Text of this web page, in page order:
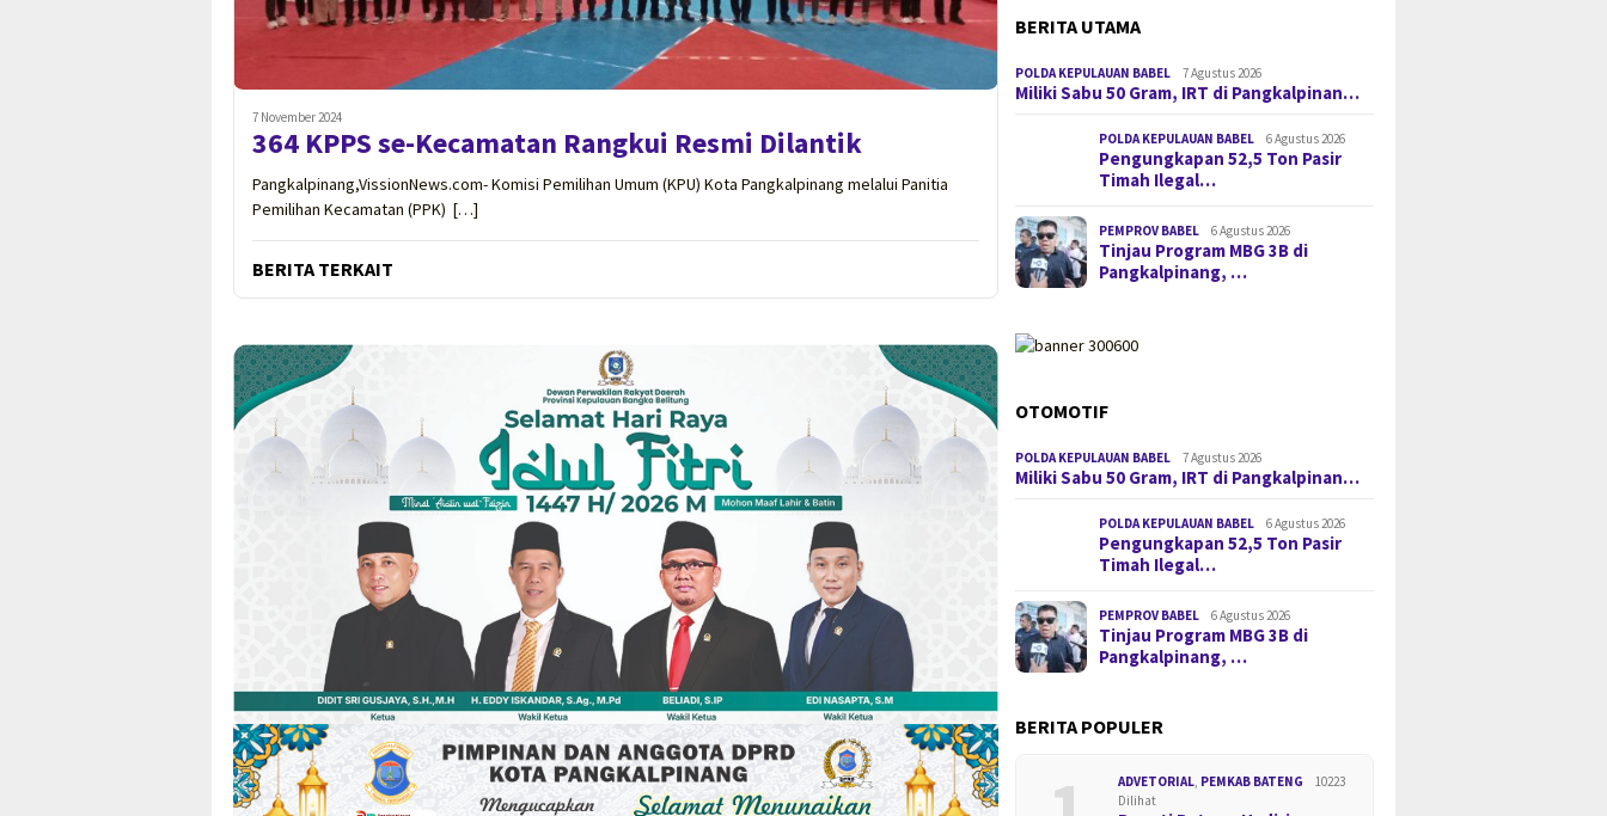
7 November 2024
364 KPPS se-Kecamatan Rangkui Resmi Dilantik
Pangkalpinang,VissionNews.com- Komisi Pemilihan Umum (KPU) Kota Pangkalpinang melalui Panitia
Pemilihan Kecamatan (PPK) […]
BERITA TERKAIT
BERITA UTAMA
POLDA KEPULAUAN BABEL 7 Agustus 2026
Miliki Sabu 50 Gram, IRT di Pangkalpinan…
POLDA KEPULAUAN BABEL 6 Agustus 2026
Pengungkapan 52,5 Ton Pasir
Timah Ilegal…
PEMPROV BABEL 6 Agustus 2026
Tinjau Program MBG 3B di
Pangkalpinang, …
OTOMOTIF
POLDA KEPULAUAN BABEL 7 Agustus 2026
Miliki Sabu 50 Gram, IRT di Pangkalpinan…
POLDA KEPULAUAN BABEL 6 Agustus 2026
Pengungkapan 52,5 Ton Pasir
Timah Ilegal…
PEMPROV BABEL 6 Agustus 2026
Tinjau Program MBG 3B di
Pangkalpinang, …
BERITA POPULER
ADVETORIAL, PEMKAB BATENG
10223
Dilihat